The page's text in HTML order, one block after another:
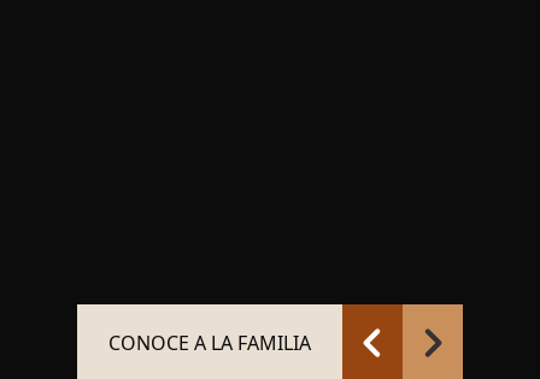
SOMOS AORESMA
CONOCE A LA FAMILIA
HAZTE MIEMBRO